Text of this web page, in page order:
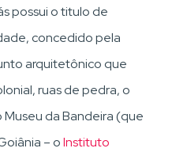
possui o titulo de
concedido pela
arquitetônico que
ruas de pedra, o
Museu da Bandeira (que
– oInstituto